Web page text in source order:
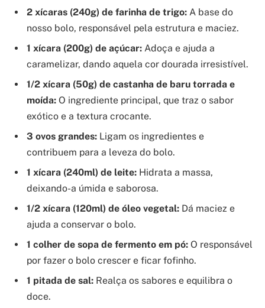
2 xícaras (240g) de farinha de trigo: A base do
nosso bolo, responsável pela estrutura e maciez.
1 xícara (200g) de açúcar: Adoça e ajuda a
caramelizar, dando aquela cor dourada irresistível.
1/2 xícara (50g) de castanha de baru torrada e
moída: O ingrediente principal, que traz o sabor
exótico e a textura crocante.
3 ovos grandes: Ligam os ingredientes e
contribuem para a leveza do bolo.
1 xícara (240ml) de leite: Hidrata a massa,
deixando-a úmida e saborosa.
1/2 xícara (120ml) de óleo vegetal: Dá maciez e
ajuda a conservar o bolo.
1 colher de sopa de fermento em pó: O responsável
por fazer o bolo crescer e ficar fofinho.
1 pitada de sal: Realça os sabores e equilibra o
doce.